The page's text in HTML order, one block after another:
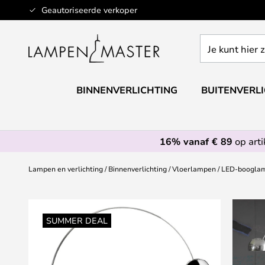
Geautoriseerde verkoper
Ga
naar
inhoud
kunt
zoeken
webwinkel
BINNENVERLICHTING
16% vanaf € 89 op
Lampen en verlichting Binnenverlichting Vloerlampen LED-
SUMMER DEAL
naar